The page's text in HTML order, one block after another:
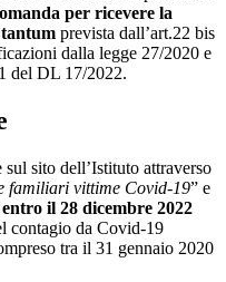
per ricevere la
tantum prevista dall’art.22 bis
dalla legge 27/2020 e
del DL 17/2022.
sul sito dell’Istituto attraverso
familiari vittime Covid-19” e
il 28 dicembre 2022
contagio da Covid-19
tra il 31 gennaio 2020